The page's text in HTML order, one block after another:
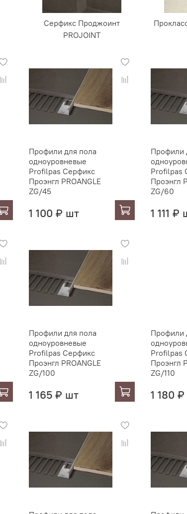
Серфикс Проджоинт
PROJOINT
Профили для пола
одноуровневые
Profilpas Серфикс
Проэнгл PROANGLE
ZG/45
1 100 ₽ шт
Профили
Profilpas
Проэнгл
ZG/60
1 111 ₽
Профили для пола
одноуровневые
Profilpas Серфикс
Проэнгл PROANGLE
ZG/100
1 165 ₽ шт
Профили
Profilpas
Проэнгл
ZG/110
1 180